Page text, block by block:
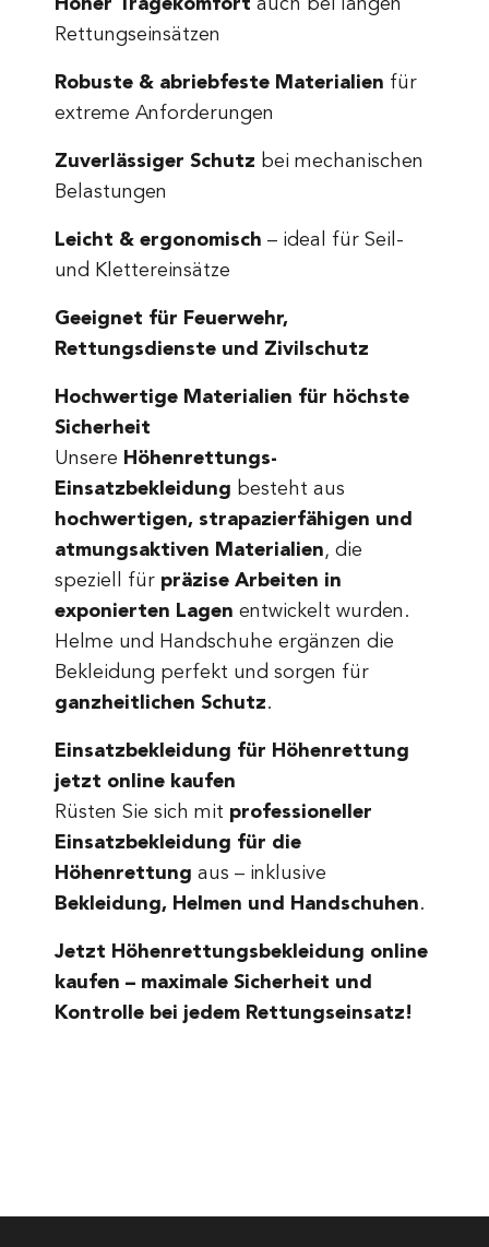
Hoher Tragekomfort auch bei langen
Rettungseinsätzen
Robuste & abriebfeste Materialien für
extreme Anforderungen
Zuverlässiger Schutz bei mechanischen
Belastungen
Leicht & ergonomisch – ideal für Seil-
und Klettereinsätze
Geeignet für Feuerwehr,
Rettungsdienste und Zivilschutz
Hochwertige Materialien für höchste
Sicherheit
Unsere Höhenrettungs-
Einsatzbekleidung besteht aus
hochwertigen, strapazierfähigen und
atmungsaktiven Materialien, die
speziell für präzise Arbeiten in
exponierten Lagen entwickelt wurden.
Helme und Handschuhe ergänzen die
Bekleidung perfekt und sorgen für
ganzheitlichen Schutz.
Einsatzbekleidung für Höhenrettung
jetzt online kaufen
Rüsten Sie sich mit professioneller
Einsatzbekleidung für die
Höhenrettung aus – inklusive
Bekleidung, Helmen und Handschuhen.
Jetzt Höhenrettungsbekleidung online
kaufen – maximale Sicherheit und
Kontrolle bei jedem Rettungseinsatz!